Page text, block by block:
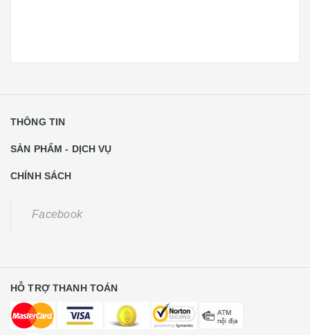
THÔNG TIN
SẢN PHẨM - DỊCH VỤ
CHÍNH SÁCH
Facebook
HỖ TRỢ THANH TOÁN